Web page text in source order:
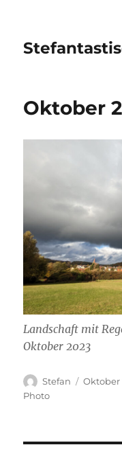
Oktober
Landschaft mit
Oktober 2023
Autor
Stefan Oktober
Photo